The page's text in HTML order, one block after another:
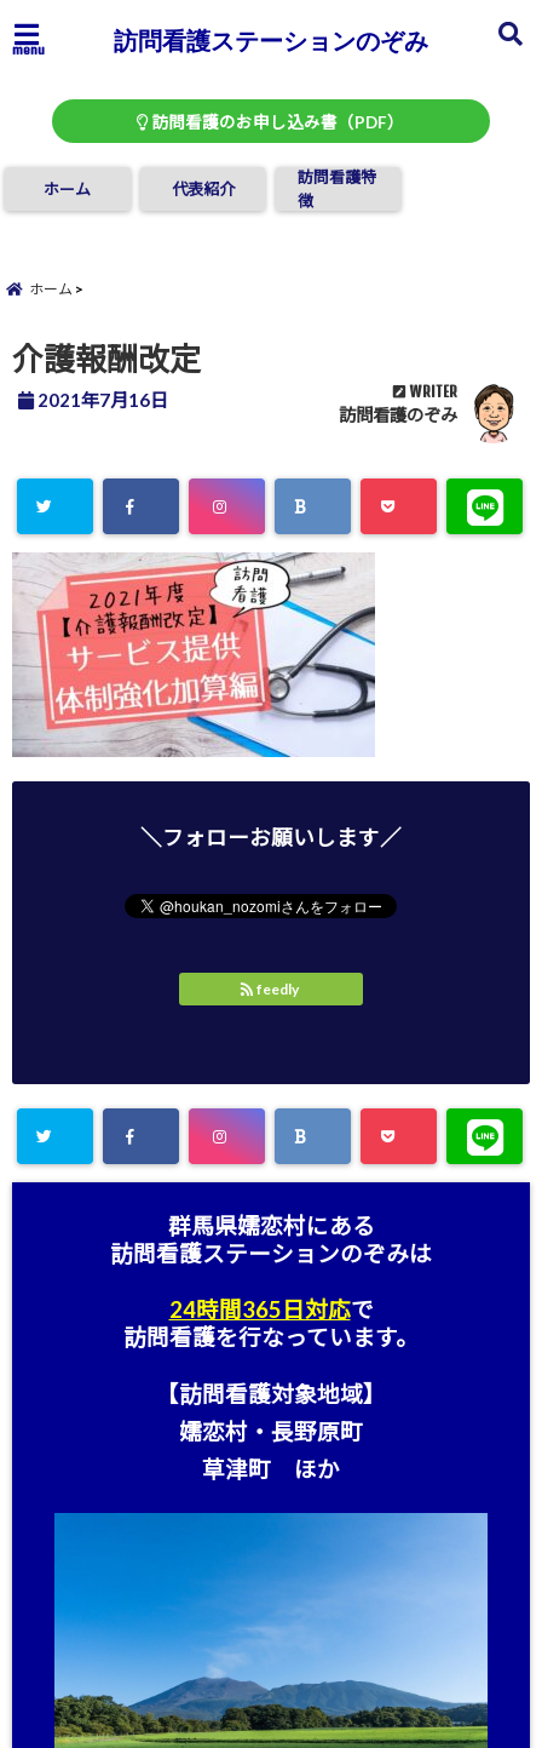
menu 訪問看護ステーションのぞみ
訪問看護のお申し込み書（PDF）
ホーム 代表紹介
訪問看護特
徴
ホーム
介護報酬改定
2021年7月16日 WRITER
訪問看護のぞみ
＼フォローお願いします／
feedly
群馬県嬬恋村にある
訪問看護ステーションのぞみは
24時間365日対応で
訪問看護を行なっています。
【訪問看護対象地域】
嬬恋村・長野原町
草津町 ほか